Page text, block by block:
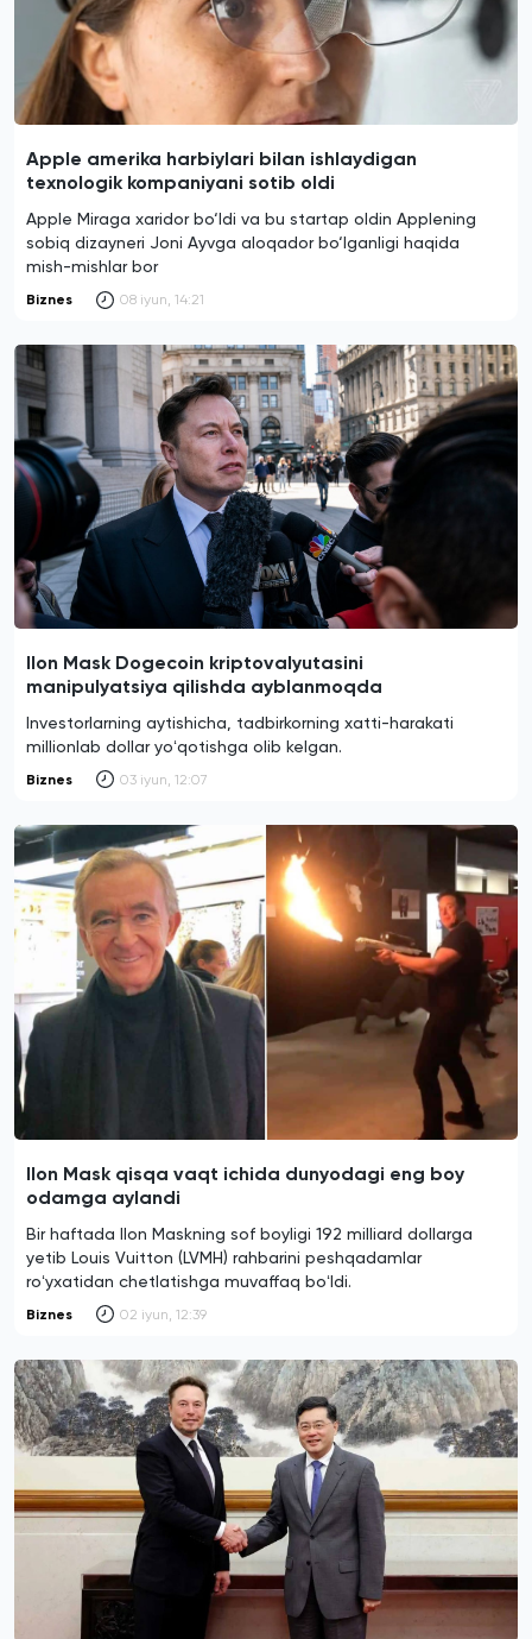
Apple amerika harbiylari bilan ishlaydigan
texnologik kompaniyani sotib oldi
Apple Miraga xaridor bo‘ldi va bu startap oldin Applening
sobiq dizayneri Joni Ayvga aloqador bo‘lganligi haqida
mish-mishlar bor
Biznes 08 iyun, 14:21
Ilon Mask Dogecoin kriptovalyutasini
manipulyatsiya qilishda ayblanmoqda
Investorlarning aytishicha, tadbirkorning xatti-harakati
millionlab dollar yoʻqotishga olib kelgan.
Biznes 03 iyun, 12:07
Ilon Mask qisqa vaqt ichida dunyodagi eng boy
odamga aylandi
Bir haftada Ilon Maskning sof boyligi 192 milliard dollarga
yetib Louis Vuitton (LVMH) rahbarini peshqadamlar
roʻyxatidan chetlatishga muvaffaq boʻldi.
Biznes 02 iyun, 12:39